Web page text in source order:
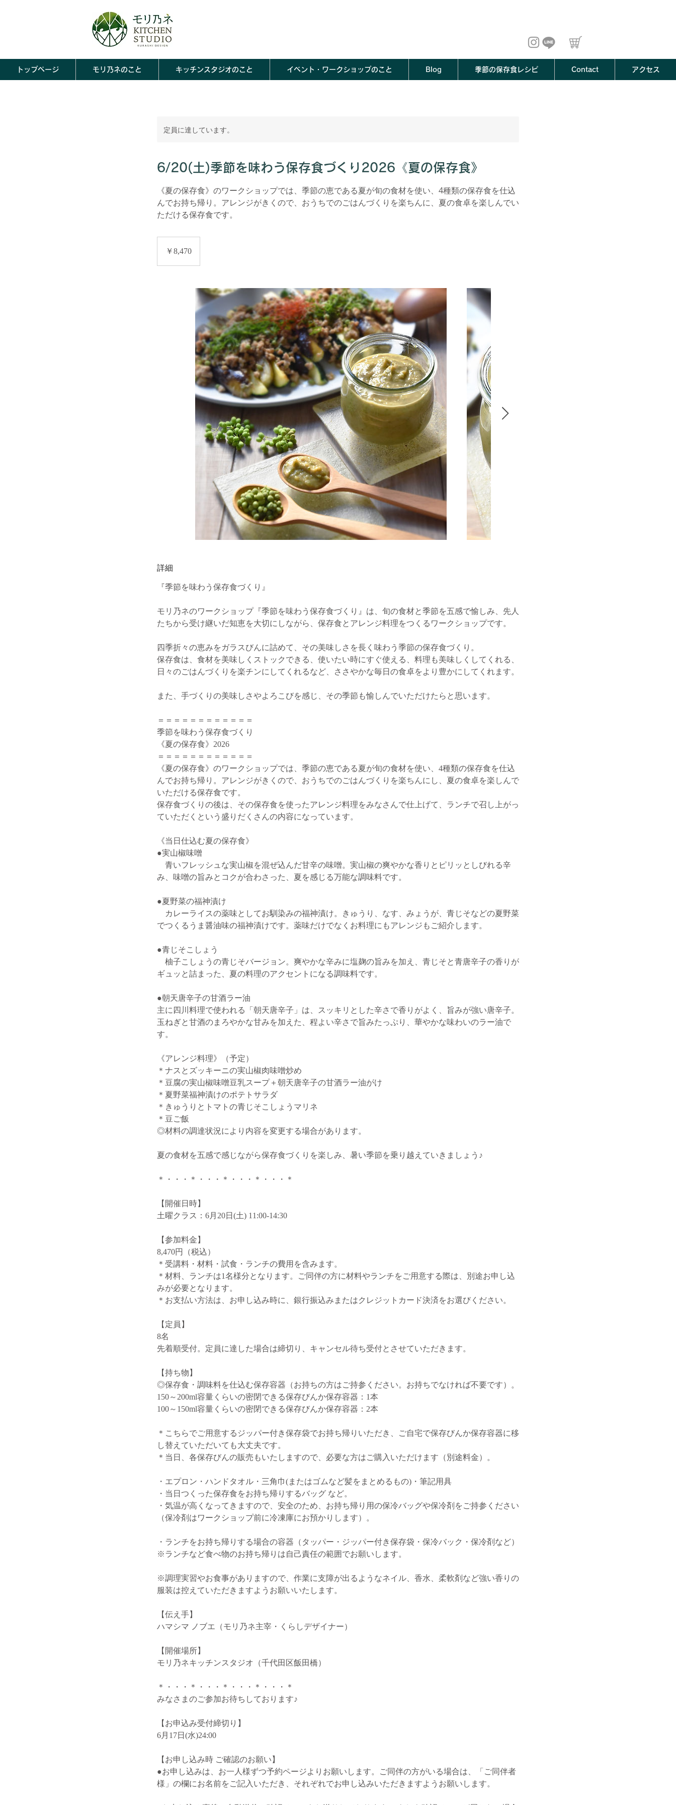
トップページ モリ乃ネのこと キッチンスタジオのこと イベント・ワークショップのこと Blog 季節の保存食レシピ Contact アクセス
定員に達しています。
6/20(土)季節を味わう保存食づくり2026《夏の保存食》
《夏の保存食》のワークショップでは、季節の恵である夏が旬の食材を使い、4種類の保存食を仕込
んでお持ち帰り。アレンジがきくので、おうちでのごはんづくりを楽ちんに、夏の食卓を楽しんでい
ただける保存食です。
￥8,470
詳細
『季節を味わう保存食づくり』
モリ乃ネのワークショップ『季節を味わう保存食づくり』は、旬の食材と季節を五感で愉しみ、先人
たちから受け継いだ知恵を大切にしながら、保存食とアレンジ料理をつくるワークショップです。
四季折々の恵みをガラスびんに詰めて、その美味しさを長く味わう季節の保存食づくり。
保存食は、食材を美味しくストックできる、使いたい時にすぐ使える、料理も美味しくしてくれる、
日々のごはんづくりを楽チンにしてくれるなど、ささやかな毎日の食卓をより豊かにしてくれます。
また、手づくりの美味しさやよろこびを感じ、その季節も愉しんでいただけたらと思います。
＝＝＝＝＝＝＝＝＝＝＝＝
季節を味わう保存食づくり
《夏の保存食》2026
＝＝＝＝＝＝＝＝＝＝＝＝
《夏の保存食》のワークショップでは、季節の恵である夏が旬の食材を使い、4種類の保存食を仕込
んでお持ち帰り。アレンジがきくので、おうちでのごはんづくりを楽ちんにし、夏の食卓を楽しんで
いただける保存食です。
保存食づくりの後は、その保存食を使ったアレンジ料理をみなさんで仕上げて、ランチで召し上がっ
ていただくという盛りだくさんの内容になっています。
《当日仕込む夏の保存食》
●実山椒味噌
青いフレッシュな実山椒を混ぜ込んだ甘辛の味噌。実山椒の爽やかな香りとピリッとしびれる辛
み、味噌の旨みとコクが合わさった、夏を感じる万能な調味料です。
●夏野菜の福神漬け
カレーライスの薬味としてお馴染みの福神漬け。きゅうり、なす、みょうが、青じそなどの夏野菜
でつくるうま醤油味の福神漬けです。薬味だけでなくお料理にもアレンジもご紹介します。
●青じそこしょう
柚子こしょうの青じそバージョン。爽やかな辛みに塩麹の旨みを加え、青じそと青唐辛子の香りが
ギュッと詰まった、夏の料理のアクセントになる調味料です。
●朝天唐辛子の甘酒ラー油
主に四川料理で使われる「朝天唐辛子」は、スッキリとした辛さで香りがよく、旨みが強い唐辛子。
玉ねぎと甘酒のまろやかな甘みを加えた、程よい辛さで旨みたっぷり、華やかな味わいのラー油で
す。
《アレンジ料理》（予定）
＊ナスとズッキーニの実山椒肉味噌炒め
＊豆腐の実山椒味噌豆乳スープ＋朝天唐辛子の甘酒ラー油がけ
＊夏野菜福神漬けのポテトサラダ
＊きゅうりとトマトの青じそこしょうマリネ
＊豆ご飯
◎材料の調達状況により内容を変更する場合があります。
夏の食材を五感で感じながら保存食づくりを楽しみ、暑い季節を乗り越えていきましょう♪
＊・・・＊・・・＊・・・＊・・・＊
【開催日時】
土曜クラス：6月20日(土) 11:00-14:30
【参加料金】
8,470円（税込）
＊受講料・材料・試食・ランチの費用を含みます。
＊材料、ランチは1名様分となります。ご同伴の方に材料やランチをご用意する際は、別途お申し込
みが必要となります。
＊お支払い方法は、お申し込み時に、銀行振込みまたはクレジットカード決済をお選びください。
【定員】
8名
先着順受付。定員に達した場合は締切り、キャンセル待ち受付とさせていただきます。
【持ち物】
◎保存食・調味料を仕込む保存容器（お持ちの方はご持参ください。お持ちでなければ不要です）。
150～200ml容量くらいの密閉できる保存びんか保存容器：1本
100～150ml容量くらいの密閉できる保存びんか保存容器：2本
＊こちらでご用意するジッパー付き保存袋でお持ち帰りいただき、ご自宅で保存びんか保存容器に移
し替えていただいても大丈夫です。
＊当日、各保存びんの販売もいたしますので、必要な方はご購入いただけます（別途料金）。
・エプロン・ハンドタオル・三角巾(またはゴムなど髪をまとめるもの)・筆記用具
・当日つくった保存食をお持ち帰りするバッグ など。
・気温が高くなってきますので、安全のため、お持ち帰り用の保冷バッグや保冷剤をご持参ください
（保冷剤はワークショップ前に冷凍庫にお預かりします）。
・ランチをお持ち帰りする場合の容器（タッパー・ジッパー付き保存袋・保冷バック・保冷剤など）
※ランチなど食べ物のお持ち帰りは自己責任の範囲でお願いします。
※調理実習やお食事がありますので、作業に支障が出るようなネイル、香水、柔軟剤など強い香りの
服装は控えていただきますようお願いいたします。
【伝え手】
ハマシマ ノブエ（モリ乃ネ主宰・くらしデザイナー）
【開催場所】
モリ乃ネキッチンスタジオ（千代田区飯田橋）
＊・・・＊・・・＊・・・＊・・・＊
みなさまのご参加お待ちしております♪
【お申込み受付締切り】
6月17日(水)24:00
【お申し込み時 ご確認のお願い】
●お申し込みは、お一人様ずつ予約ページよりお願いします。ご同伴の方がいる場合は、「ご同伴者
様」の欄にお名前をご記入いただき、それぞれでお申し込みいただきますようお願いします。